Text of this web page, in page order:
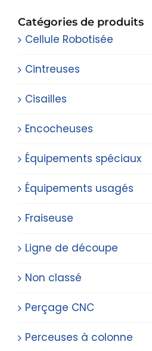
Catégories de produits
Cellule Robotisée
Cintreuses
Cisailles
Encocheuses
Équipements spéciaux
Équipements usagés
Fraiseuse
Ligne de découpe
Non classé
Perçage CNC
Perceuses à colonne